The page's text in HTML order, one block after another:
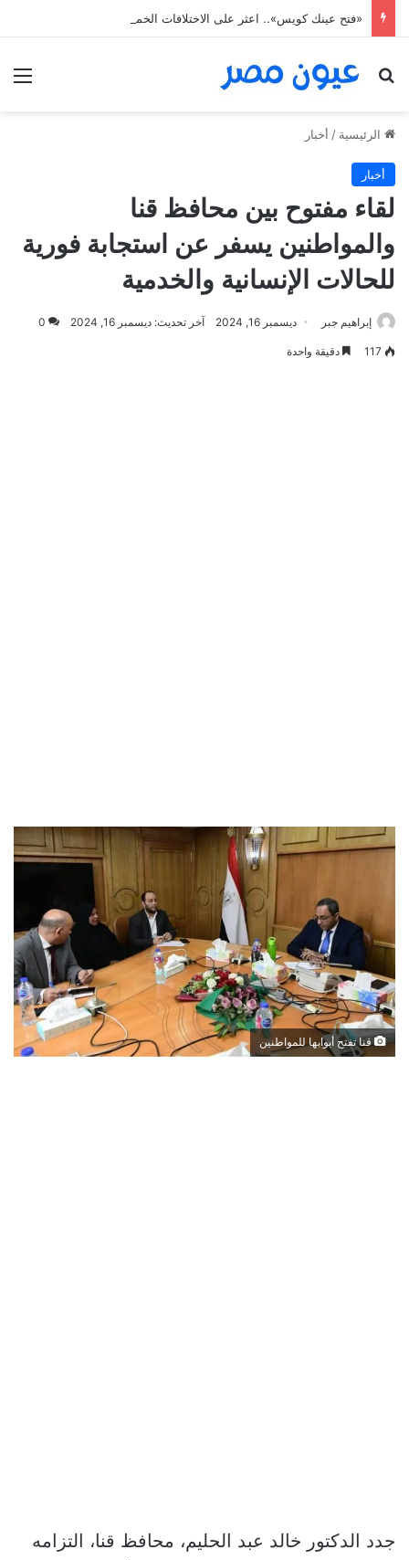
بحث عن
الرئيسية / أخبار
أخبار
لقاء مفتوح بين محافظ قنا
والمواطنين يسفر عن استجابة فورية
للحالات الإنسانية والخدمية
إبراهيم جبر ديسمبر 16, 2024 آخر تحديث: ديسمبر 16, 2024 0
117 دقيقة واحدة
قنا تفتح أبوابها للمواطنين
جدد الدكتور خالد عبد الحليم، محافظ قنا، التزامه